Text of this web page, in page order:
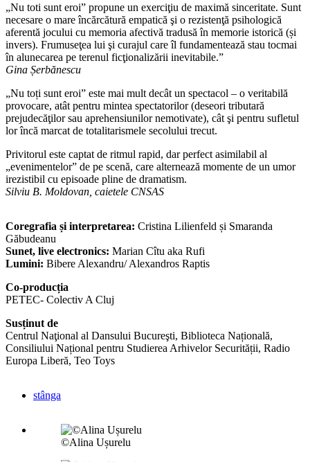
„Nu toti sunt eroi” propune un exerciţiu de maximă sinceritate. Sunt
necesare o mare încărcătură empatică şi o rezistenţă psihologică
aferentă jocului cu memoria afectivă tradusă în memorie istorică (și
invers). Frumuseţea lui şi curajul care îl fundamentează stau tocmai
în alunecarea pe terenul ficţionalizării inevitabile.”
Gina Șerbănescu
„Nu toți sunt eroi” este mai mult decât un spectacol – o veritabilă
provocare, atât pentru mintea spectatorilor (deseori tributară
prejudecăţilor sau aprehensiunilor nemotivate), cât şi pentru sufletul
lor încă marcat de totalitarismele secolului trecut.
Privitorul este captat de ritmul rapid, dar perfect asimilabil al
„evenimentelor” de pe scenă, care alternează momente de un umor
irezistibil cu episoade pline de dramatism.
Silviu B. Moldovan, caietele CNSAS
Coregrafia și interpretarea: Cristina Lilienfeld și Smaranda
Găbudeanu
Sunet, live electronics: Marian Cîtu aka Rufi
Lumini: Bibere Alexandru/ Alexandros Raptis
Co-producția
PETEC- Colectiv A Cluj
Susținut de
Centrul Naţional al Dansului Bucureşti, Biblioteca Națională,
Consiliului Național pentru Studierea Arhivelor Securității, Radio
Europa Liberă, Teo Toys
stânga
©Alina Ușurelu